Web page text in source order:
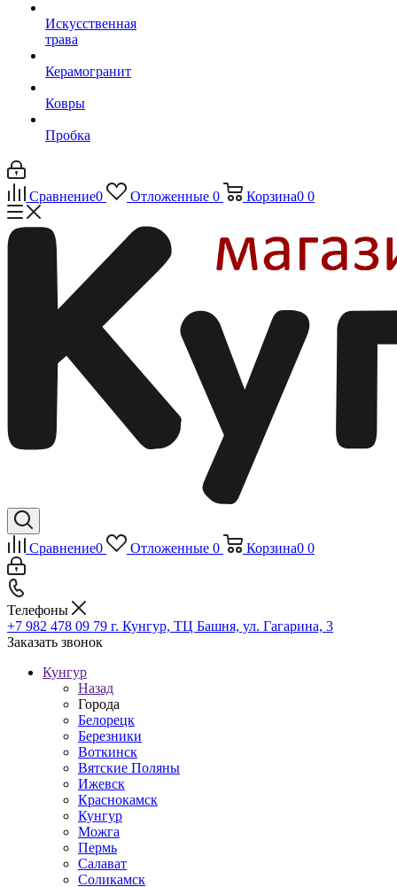
Искусственная
трава
Керамогранит
Ковры
Пробка
Сравнение0 Отложенные 0 Корзина0 0
Сравнение0 Отложенные 0 Корзина0 0
Телефоны
+7 982 478 09 79 г. Кунгур, ТЦ Башня, ул. Гагарина, 3
Заказать звонок
Кунгур
Назад
Города
Белорецк
Березники
Воткинск
Вятские Поляны
Ижевск
Краснокамск
Кунгур
Можга
Пермь
Салават
Соликамск